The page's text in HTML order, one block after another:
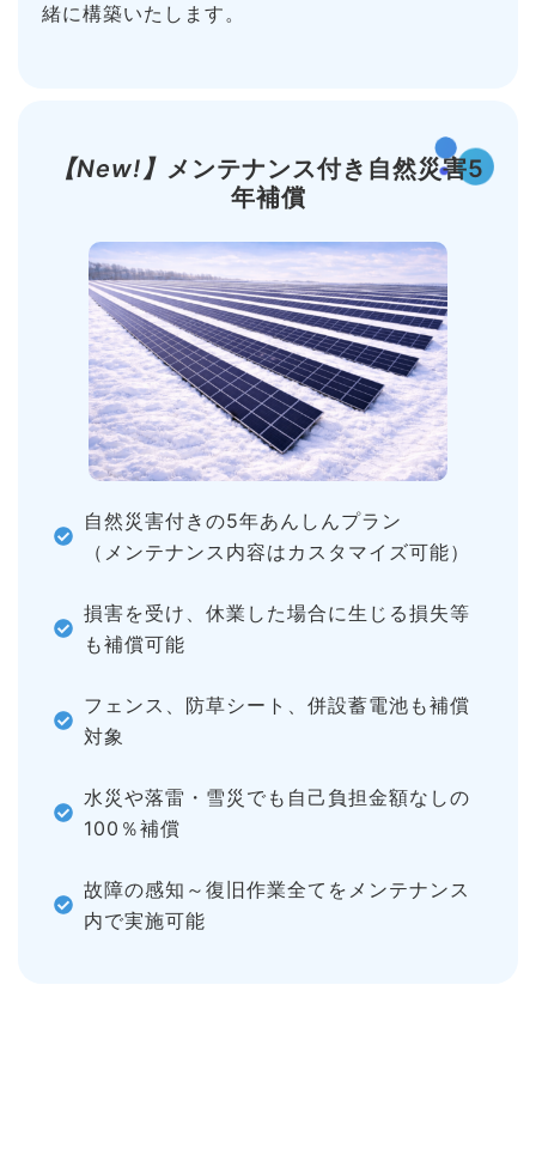
緒に構築いたします。
【New!】 メンテナンス付き自然災害5
年補償
自然災害付きの5年あんしんプラン
（メンテナンス内容はカスタマイズ可能）
損害を受け、休業した場合に生じる損失等
も補償可能
フェンス、防草シート、併設蓄電池も補償
対象
水災や落雷・雪災でも自己負担金額なしの
100％補償
故障の感知～復旧作業全てをメンテナンス
内で実施可能